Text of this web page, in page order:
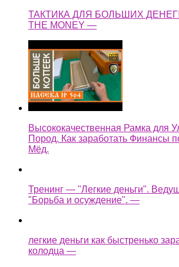
ТАКТИКА ДЛЯ БОЛЬШИХ ДЕНЕГ!
THE MONEY —
Высококачественная Рамка для
Пород. Как заработать Финансы
Мёд.
Тренинг — "Легкие деньги".
"Борьба и осуждение". —
легкие деньги как быстренько
колодца —